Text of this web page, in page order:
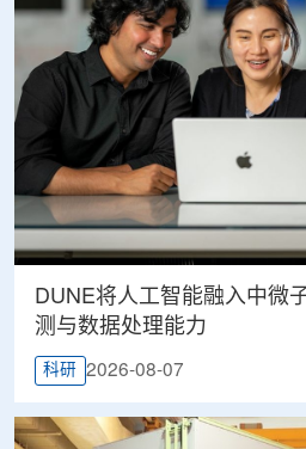
DUNE将人工智能融入中微
测与数据处理能力
科研 2026-08-07